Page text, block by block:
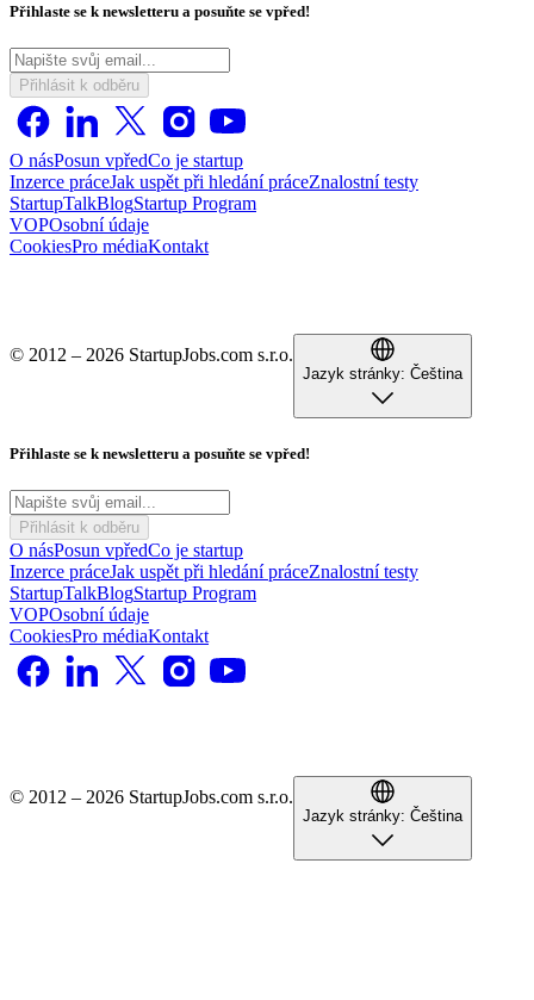
Přihlaste se k newsletteru a posuňte se vpřed!
Přihlásit k odběru
O násPosun vpředCo je startup
Inzerce práceJak uspět při hledání práceZnalostní testy
StartupTalkBlogStartup Program
VOPOsobní údaje
CookiesPro médiaKontakt
© 2012 – 2026 StartupJobs.com s.r.o.
Jazyk stránky: Čeština
Přihlaste se k newsletteru a posuňte se vpřed!
Přihlásit k odběru
O násPosun vpředCo je startup
Inzerce práceJak uspět při hledání práceZnalostní testy
StartupTalkBlogStartup Program
VOPOsobní údaje
CookiesPro médiaKontakt
© 2012 – 2026 StartupJobs.com s.r.o.
Jazyk stránky: Čeština